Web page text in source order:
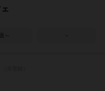
～